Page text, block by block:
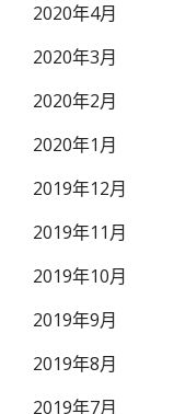
2020年4月
2020年3月
2020年2月
2020年1月
2019年12月
2019年11月
2019年10月
2019年9月
2019年8月
2019年7月